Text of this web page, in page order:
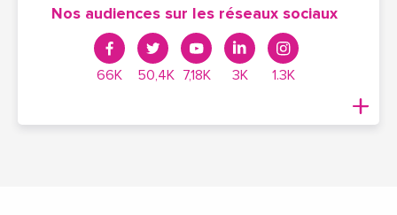
Nos audiences sur les réseaux sociaux
66K 50,4K 7,18K 3K 1.3K